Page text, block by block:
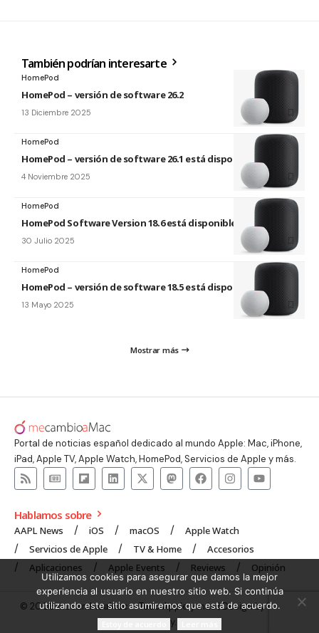
También podrían interesarte
HomePod
HomePod – versión de software 26.2
13 Diciembre 2025
HomePod
HomePod – versión de software 26.1 está disponible
4 Noviembre 2025
HomePod
HomePod Software Version 18.6 está disponible
30 Julio 2025
HomePod
HomePod – versión de software 18.5 está disponible
13 Mayo 2025
Mostrar más
Portal de noticias español dedicado al mundo Apple: Mac, iPhone,
iPad, Apple TV, Apple Watch, HomePod, Servicios de Apple y más.
Hablamos sobre
AAPL News iOS macOS
Apple Watch
Servicios de Apple
TV & Home
Accesorios
Aplicaciones
Apple Events Reviews Opinión
© 2008 mecambioaMac – Todo Apple y más | Design byUNXON
Agency.
Utilizamos cookies para asegurar que damos la mejor
experiencia al usuario en nuestro sitio web. Si continúa
utilizando este sitio asumiremos que está de acuerdo.